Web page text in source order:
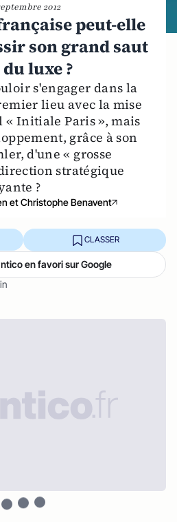
2012
peut-elle
son grand saut
luxe ?
s'engager dans la
lieu avec la mise
« Initiale Paris », mais
grâce à son
d'une « grosse
stratégique
?
et Christophe Benavent
CLASSER
en favori sur Google